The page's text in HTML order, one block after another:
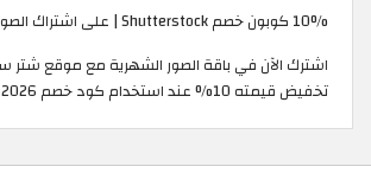
10% كوبون خصم Shutterstock | على اشتراك الصور لعملاء المغرب
اشترك الآن في باقة الصور الشهرية مع موقع
تخفيض قيمته 10% عند استخدام كود خصم Shutterstock 2026.